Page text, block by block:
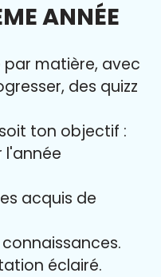
ANNÉE
matière, avec
des quizz
ton objectif :
l'année
acquis de
éclairé.